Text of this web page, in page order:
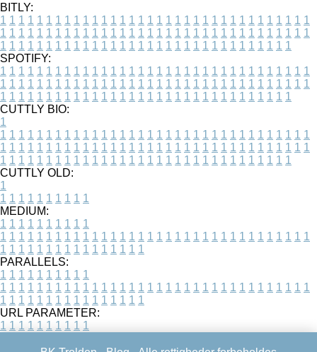
BITLY:
1 1 1 1 1 1 1 1 1 1 1 1 1 1 1 1 1 1 1 1 1 1 1 1 1 1 1 1 1 1 1 1 1 1
1 1 1 1 1 1 1 1 1 1 1 1 1 1 1 1 1 1 1 1 1 1 1 1 1 1 1 1 1 1 1 1 1 1
1 1 1 1 1 1 1 1 1 1 1 1 1 1 1 1 1 1 1 1 1 1 1 1 1 1 1 1 1 1 1 1
SPOTIFY:
1 1 1 1 1 1 1 1 1 1 1 1 1 1 1 1 1 1 1 1 1 1 1 1 1 1 1 1 1 1 1 1 1 1
1 1 1 1 1 1 1 1 1 1 1 1 1 1 1 1 1 1 1 1 1 1 1 1 1 1 1 1 1 1 1 1 1 1
1 1 1 1 1 1 1 1 1 1 1 1 1 1 1 1 1 1 1 1 1 1 1 1 1 1 1 1 1 1 1 1
CUTTLY BIO:
1
1 1 1 1 1 1 1 1 1 1 1 1 1 1 1 1 1 1 1 1 1 1 1 1 1 1 1 1 1 1 1 1 1 1
1 1 1 1 1 1 1 1 1 1 1 1 1 1 1 1 1 1 1 1 1 1 1 1 1 1 1 1 1 1 1 1 1 1
1 1 1 1 1 1 1 1 1 1 1 1 1 1 1 1 1 1 1 1 1 1 1 1 1 1 1 1 1 1 1 1
CUTTLY OLD:
1
1 1 1 1 1 1 1 1 1 1
MEDIUM:
1 1 1 1 1 1 1 1 1 1
1 1 1 1 1 1 1 1 1 1 1 1 1 1 1 1 1 1 1 1 1 1 1 1 1 1 1 1 1 1 1 1 1 1
1 1 1 1 1 1 1 1 1 1 1 1 1 1 1 1
PARALLELS:
1 1 1 1 1 1 1 1 1 1
1 1 1 1 1 1 1 1 1 1 1 1 1 1 1 1 1 1 1 1 1 1 1 1 1 1 1 1 1 1 1 1 1 1
1 1 1 1 1 1 1 1 1 1 1 1 1 1 1 1
URL PARAMETER:
1 1 1 1 1 1 1 1 1 1